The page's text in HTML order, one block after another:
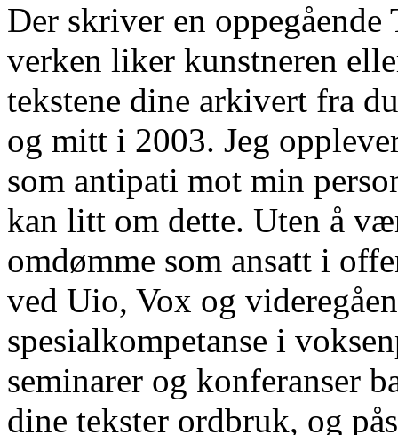
Der skriver en
verken liker kunstneren
tekstene dine arkivert fra
og mitt i 2003. Jeg
som antipati mot min
kan litt om dette. Uten å
omdømme som ansatt i
ved Uio, Vox og
spesialkompetanse i
seminarer og konferanser
dine tekster ordbruk, og